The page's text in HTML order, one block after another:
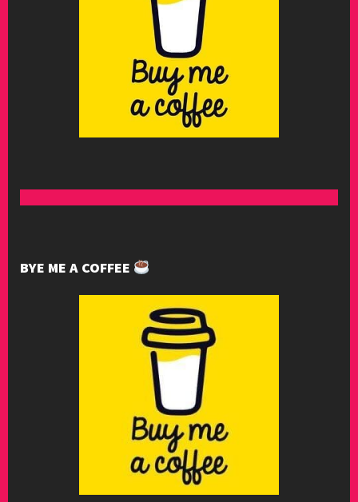
BYE ME A COFFEE